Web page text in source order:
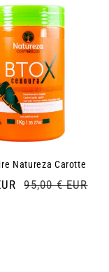
Natureza Carotte
Prix
95,00 € EUR